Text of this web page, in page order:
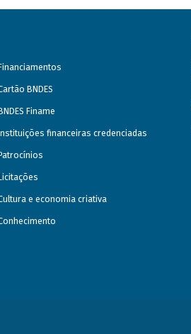
BNDES
Finame
financeiras credenciadas
e economia criativa